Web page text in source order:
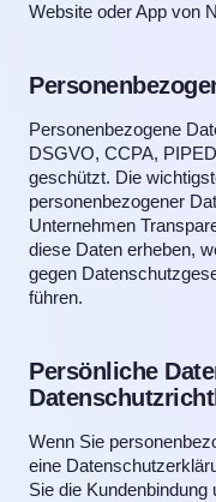
Website oder App von
Personenbezogene
DSGVO, CCPA,
geschützt. Die
personenbezogener
Unternehmen
diese Daten erheben,
gegen
führen.
Persönliche
Wenn Sie
eine
Sie die Kundenbindung